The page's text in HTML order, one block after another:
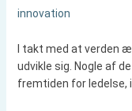
innovation
I takt med at verden
udvikle sig. Nogle af
fremtiden for ledelse,